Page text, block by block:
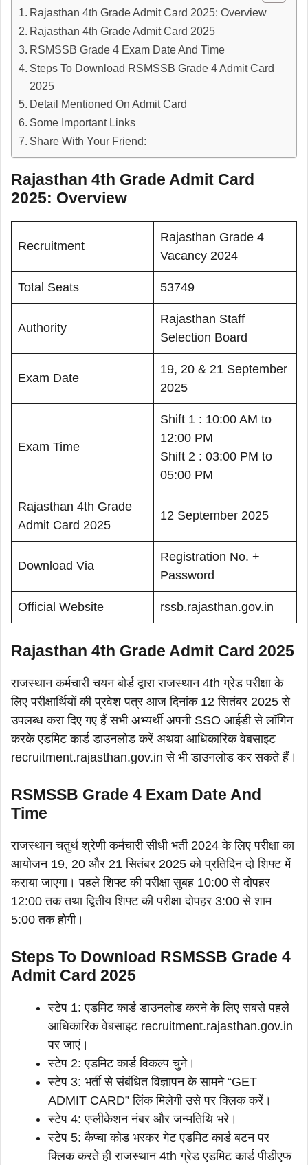
Rajasthan 4th Grade Admit Card 2025: Overview
Rajasthan 4th Grade Admit Card 2025
RSMSSB Grade 4 Exam Date And Time
Steps To Download RSMSSB Grade 4 Admit Card
2025
Detail Mentioned On Admit Card
Some Important Links
Share With Your Friend:
Rajasthan 4th Grade Admit Card
2025: Overview
Recruitment
Rajasthan Grade 4
Vacancy 2024
Total Seats 53749
Authority
Rajasthan Staff
Selection Board
Exam Date
19, 20 & 21 September
2025
Exam Time
Shift 1 : 10:00 AM to
12:00 PM
Shift 2 : 03:00 PM to
05:00 PM
Rajasthan 4th Grade
Admit Card 2025
12 September 2025
Download Via
Registration No. +
Password
Official Website rssb.rajasthan.gov.in
Rajasthan 4th Grade Admit Card 2025
राजस्थान कर्मचारी चयन बोर्ड द्वारा राजस्थान 4th ग्रेड परीक्षा के
लिए परीक्षार्थियों की प्रवेश पत्र आज दिनांक 12 सितंबर 2025 से
उपलब्ध करा दिए गए हैं सभी अभ्यर्थी अपनी SSO आईडी से लॉगिन
करके एडमिट कार्ड डाउनलोड करें अथवा आधिकारिक वेबसाइट
recruitment.rajasthan.gov.in से भी डाउनलोड कर सकते हैं।
RSMSSB Grade 4 Exam Date And
Time
राजस्थान चतुर्थ श्रेणी कर्मचारी सीधी भर्ती 2024 के लिए परीक्षा का
आयोजन 19, 20 और 21 सितंबर 2025 को प्रतिदिन दो शिफ्ट में
कराया जाएगा। पहले शिफ्ट की परीक्षा सुबह 10:00 से दोपहर
12:00 तक तथा द्वितीय शिफ्ट की परीक्षा दोपहर 3:00 से शाम
5:00 तक होगी।
Steps To Download RSMSSB Grade 4
Admit Card 2025
स्टेप 1: एडमिट कार्ड डाउनलोड करने के लिए सबसे पहले
आधिकारिक वेबसाइट recruitment.rajasthan.gov.in
पर जाएं।
स्टेप 2: एडमिट कार्ड विकल्प चुने।
स्टेप 3: भर्ती से संबंधित विज्ञापन के सामने “GET
ADMIT CARD” लिंक मिलेगी उसे पर क्लिक करें।
स्टेप 4: एप्लीकेशन नंबर और जन्मतिथि भरे।
स्टेप 5: कैप्चा कोड भरकर गेट एडमिट कार्ड बटन पर
क्लिक करते ही राजस्थान 4th ग्रेड एडमिट कार्ड पीडीएफ